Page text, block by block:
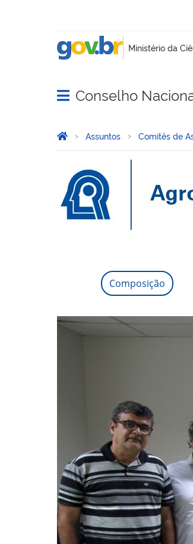
Abrir menu principal de
Conselho
Você está aqui:
Página Inicial
Assuntos Comitês de
Agronomia - AG
Composição